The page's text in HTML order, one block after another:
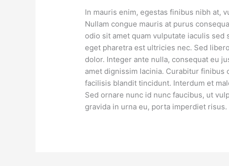
In mauris enim, egestas finibus nibh at,
Nullam congue mauris at purus
odio sit amet quam vulputate iaculis sed
eget pharetra est ultricies nec. Sed
dolor. Integer ante nulla, consequat eu
amet dignissim lacinia. Curabitur
facilisis blandit tincidunt. Interdum et
Sed ornare nunc id nunc faucibus, ut
gravida in urna eu, porta imperdiet